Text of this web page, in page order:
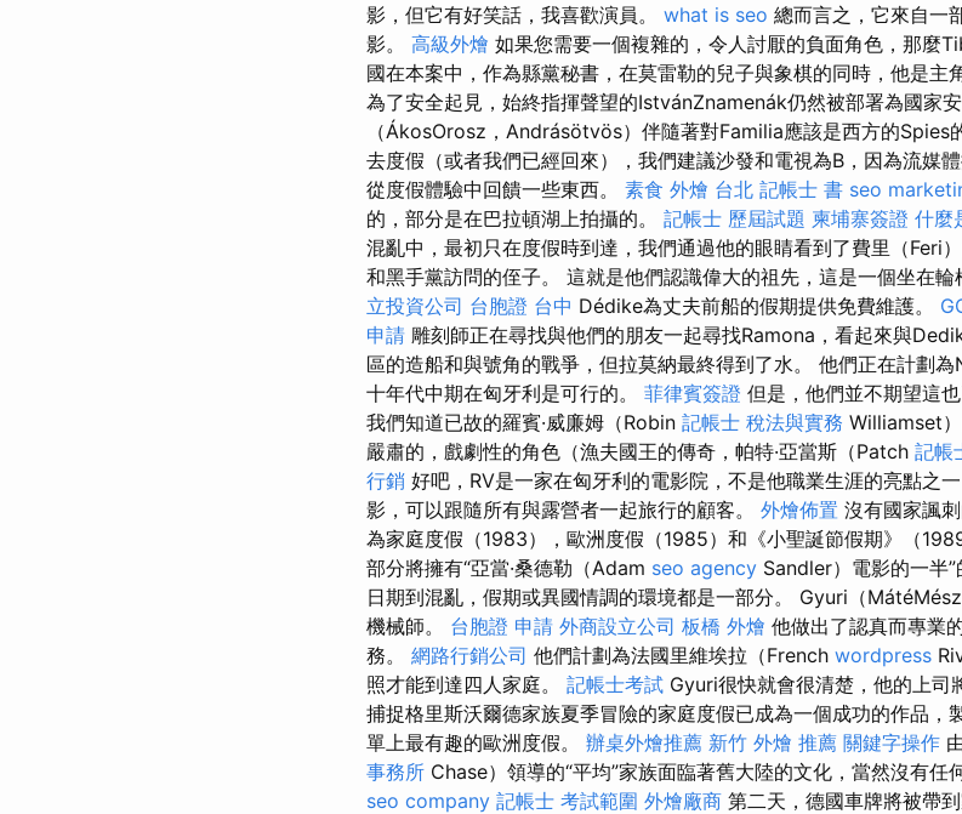
影，但它有好笑話，我喜歡演員。 what is seo 總而言之，它來自一
影。 高級外燴 如果您需要一個複雜的，令人討厭的負面角色，那麼
國在本案中，作為縣黨秘書，在莫雷勒的兒子與象棋的同時，他是主
為了安全起見，始終指揮聲望的IstvánZnamenák仍然被部署為國家
（ÁkosOrosz，Andrásötvös）伴隨著對Familia應該是西方的Spies
去度假（或者我們已經回來），我們建議沙發和電視為B，因為流媒
從度假體驗中回饋一些東西。 素食 外燴 台北 記帳士 書 seo
的，部分是在巴拉頓湖上拍攝的。 記帳士 歷屆試題 柬埔寨簽證 什麼
混亂中，最初只在度假時到達，我們通過他的眼睛看到了費里（Feri
和黑手黨訪問的侄子。 這就是他們認識偉大的祖先，這是一個坐在輪
立投資公司 台胞證 台中 Dédike為丈夫前船的假期提供免費維護。
申請 雕刻師正在尋找與他們的朋友一起尋找Ramona，看起來與
區的造船和與號角的戰爭，但拉莫納最終得到了水。 他們正在計劃為
十年代中期在匈牙利是可行的。 菲律賓簽證 但是，他們並不期望這
我們知道已故的羅賓·威廉姆（Robin 記帳士 稅法與實務 Williamset
嚴肅的，戲劇性的角色（漁夫國王的傳奇，帕特·亞當斯（Patch 記帳
行銷 好吧，RV是一家在匈牙利的電影院，不是他職業生涯的亮點之
影，可以跟隨所有與露營者一起旅行的顧客。 外燴佈置 沒有國家諷
為家庭度假（1983），歐洲度假（1985）和《小聖誕節假期》（
部分將擁有“亞當·桑德勒（Adam seo agency Sandler）電影的一半
日期到混亂，假期或異國情調的環境都是一部分。 Gyuri（
機械師。 台胞證 申請 外商設立公司 板橋 外燴 他做出了認真而專業
務。 網路行銷公司 他們計劃為法國里維埃拉（French wordpress
照才能到達四人家庭。 記帳士考試 Gyuri很快就會很清楚，他的上司
捕捉格里斯沃爾德家族夏季冒險的家庭度假已成為一個成功的作品，
單上最有趣的歐洲度假。 辦桌外燴推薦 新竹 外燴 推薦 關鍵字操作
事務所 Chase）領導的“平均”家族面臨著舊大陸的文化，當然沒有任
seo company 記帳士 考試範圍 外燴廠商 第二天，德國車牌將被帶